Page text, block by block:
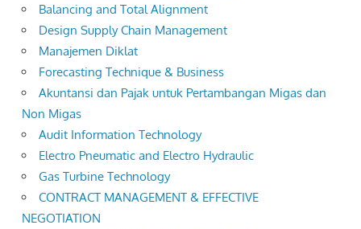
Balancing and Total Alignment
Design Supply Chain Management
Manajemen Diklat
Forecasting Technique & Business
Akuntansi dan Pajak untuk Pertambangan Migas dan
Non Migas
Audit Information Technology
Electro Pneumatic and Electro Hydraulic
Gas Turbine Technology
CONTRACT MANAGEMENT & EFFECTIVE
NEGOTIATION